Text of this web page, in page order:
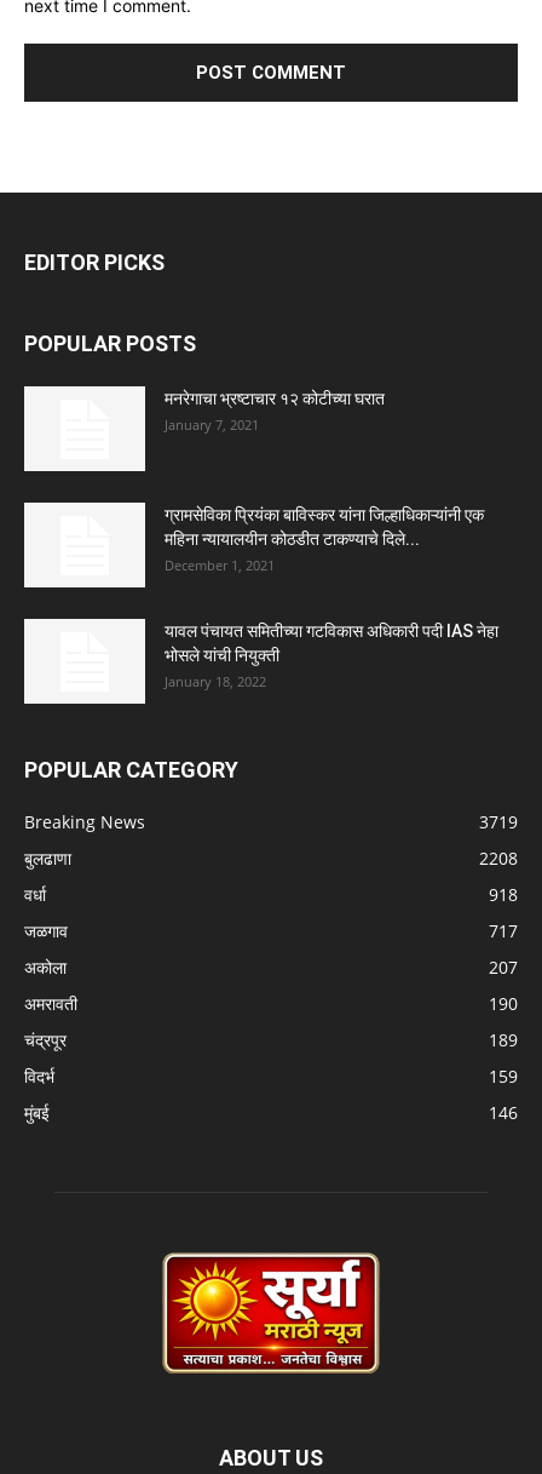
next time I comment.
EDITOR PICKS
POPULAR POSTS
मनरेगाचा भ्रष्टाचार १२ कोटीच्या घरात
January 7, 2021
ग्रामसेविका प्रियंका बाविस्कर यांना जिल्हाधिकाऱ्यांनी एक
महिना न्यायालयीन कोठडीत टाकण्याचे दिले...
December 1, 2021
यावल पंचायत समितीच्या गटविकास अधिकारी पदी IAS नेहा
भोसले यांची नियुक्ती
January 18, 2022
POPULAR CATEGORY
Breaking News
3719
बुलढाणा
2208
वर्धा
918
जळगाव
717
अकोला
207
अमरावती
190
चंद्रपूर
189
विदर्भ
159
मुंबई
146
ABOUT US